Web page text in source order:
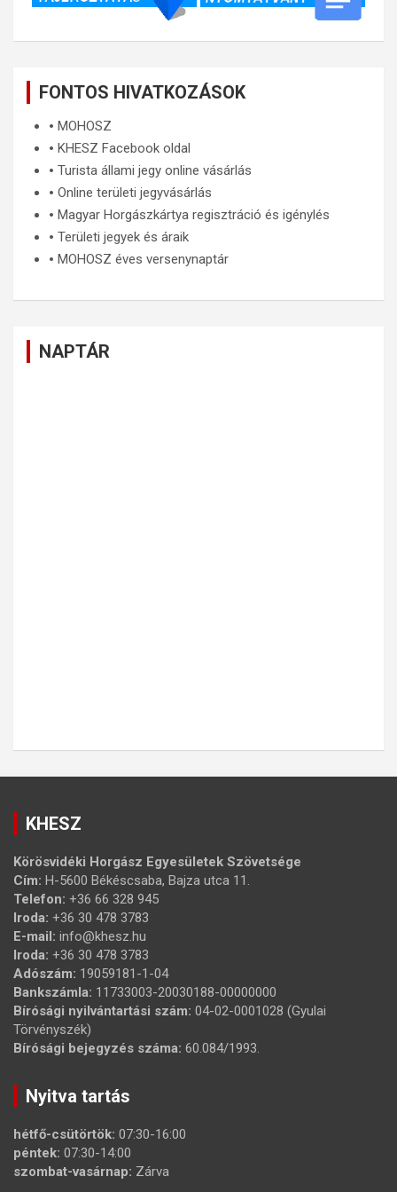
FONTOS HIVATKOZÁSOK
🞄 MOHOSZ
🞄 KHESZ Facebook oldal
🞄 Turista állami jegy online vásárlás
🞄 Online területi jegyvásárlás
🞄 Magyar Horgászkártya regisztráció és igénylés
🞄 Területi jegyek és áraik
🞄 MOHOSZ éves versenynaptár
NAPTÁR
KHESZ
Körösvidéki Horgász Egyesületek Szövetsége
Cím: H-5600 Békéscsaba, Bajza utca 11.
Telefon: +36 66 328 945
Iroda: +36 30 478 3783
E-mail: info@khesz.hu
Iroda: +36 30 478 3783
Adószám: 19059181-1-04
Bankszámla: 11733003-20030188-00000000
Bírósági nyilvántartási szám: 04-02-0001028 (Gyulai
Törvényszék)
Bírósági bejegyzés száma: 60.084/1993.
Nyitva tartás
hétfő-csütörtök: 07:30-16:00
péntek: 07:30-14:00
szombat-vasárnap: Zárva